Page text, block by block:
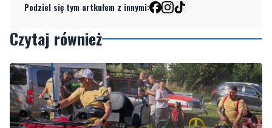
Podziel się tym artkułem z innymi:
Czytaj również